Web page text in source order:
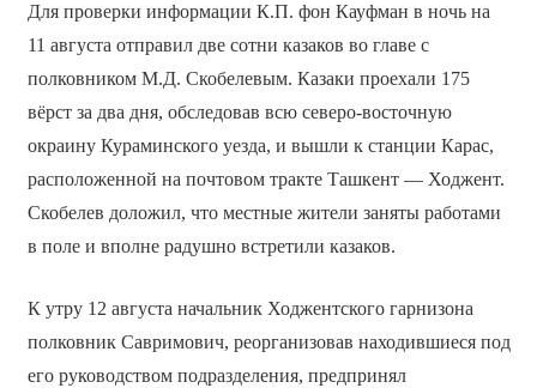
Для проверки информации К.П. фон Кауфман в ночь на
11 августа отправил две сотни казаков во главе с
полковником М.Д. Скобелевым. Казаки проехали 175
вёрст за два дня, обследовав всю северо-восточную
окраину Кураминского уезда, и вышли к станции Карас,
расположенной на почтовом тракте Ташкент — Ходжент.
Скобелев доложил, что местные жители заняты работами
в поле и вполне радушно встретили казаков.
К утру 12 августа начальник Ходжентского гарнизона
полковник Савримович, реорганизовав находившиеся под
его руководством подразделения, предпринял